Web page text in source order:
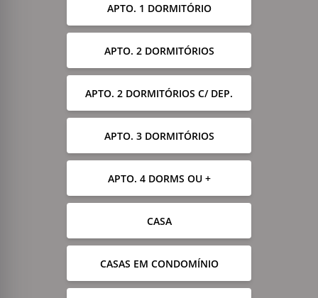
APTO. 1 DORMITÓRIO
APTO. 2 DORMITÓRIOS
APTO. 2 DORMITÓRIOS C/ DEP.
APTO. 3 DORMITÓRIOS
APTO. 4 DORMS OU +
CASA
CASAS EM CONDOMÍNIO